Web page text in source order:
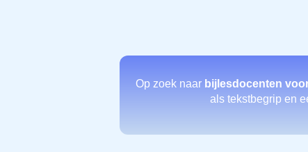
Op zoek naar bijlesdocenten
als tekstbegrip en